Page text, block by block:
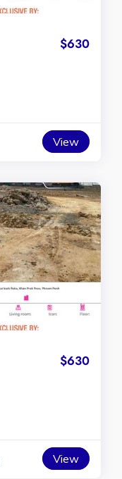
$630
View
$630
View